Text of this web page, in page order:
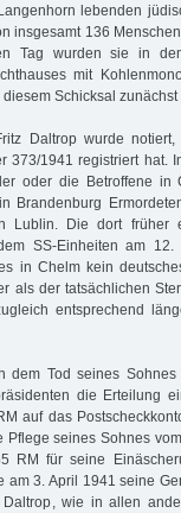
lebenden
insgesamt 136
Tag wurden sie in
mit
Schicksal
Daltrop wurde
373/1941 registriert hat.
oder die Betroffene in
Brandenburg
Lublin. Die dort früher
SS-Einheiten am
in Chelm kein
als der tatsächlichen
entsprechend
Tod seines Sohnes
die Erteilung
auf das
seines Sohnes
RM für seine
am 3. April 1941 seine
wie in allen